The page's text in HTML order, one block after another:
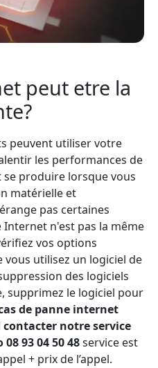
peut etre la
peuvent utiliser votre
les performances de
produire lorsque vous
matérielle et
pas certaines
Internet n'est pas la même
vos options
utilisez un logiciel de
des logiciels
supprimez le logiciel pour
de panne internet
notre service
93 04 50 48service est
+ prix de l’appel.